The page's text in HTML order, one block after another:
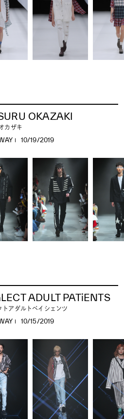
OKAZAKI
カザキ
10/19/2019
ADULT PATiENTS
トアダルトペイシェンツ
10/15/2019